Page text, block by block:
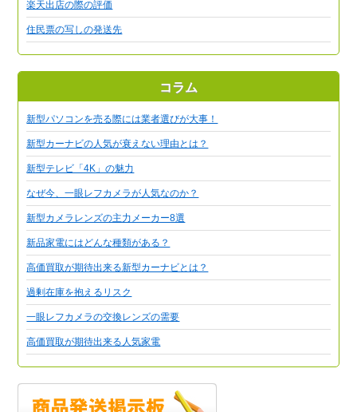
楽天出店の際の評価
住民票の写しの発送先
コラム
新型パソコンを売る際には業者選びが大事！
新型カーナビの人気が衰えない理由とは？
新型テレビ「4K」の魅力
なぜ今、一眼レフカメラが人気なのか？
新型カメラレンズの主力メーカー8選
新品家電にはどんな種類がある？
高価買取が期待出来る新型カーナビとは？
過剰在庫を抱えるリスク
一眼レフカメラの交換レンズの需要
高価買取が期待出来る人気家電